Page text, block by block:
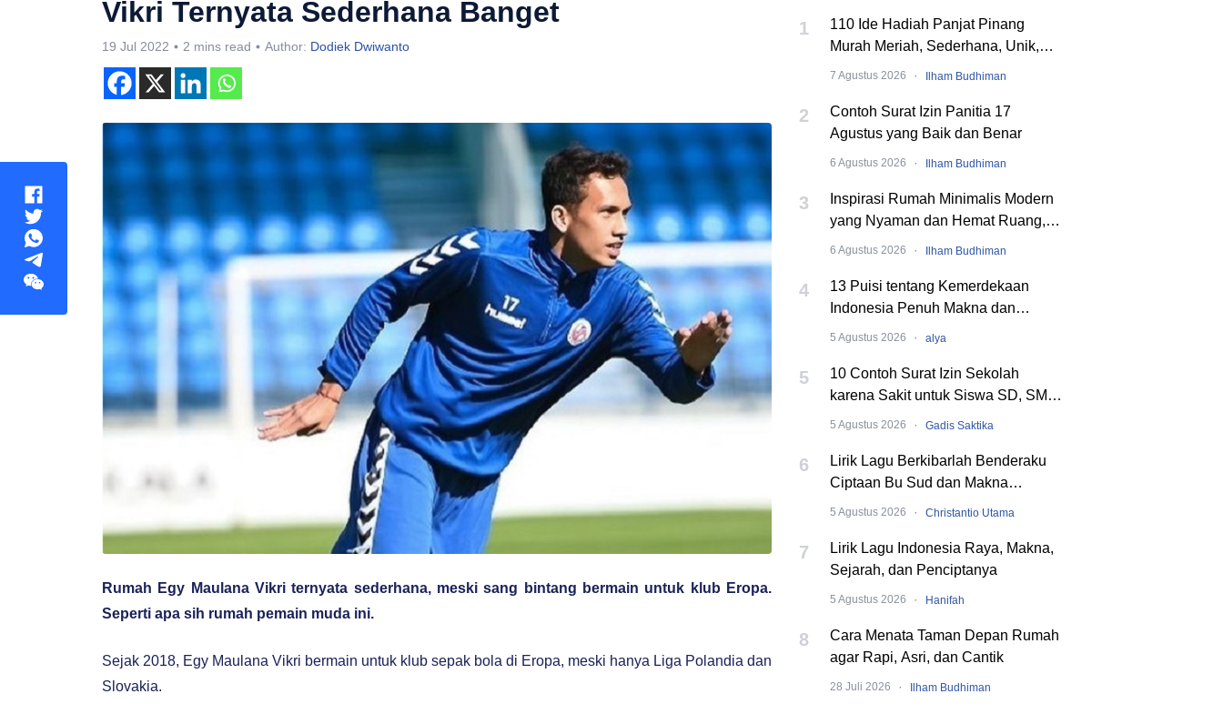
Vikri Ternyata Sederhana Banget
19 Jul 2022 2 mins read Author: Dodiek Dwiwanto
1
110 Ide Hadiah Panjat Pinang
Murah Meriah, Sederhana, Unik,
dan Nyeleneh
7 Agustus 2026 · Ilham Budhiman
2
Contoh Surat Izin Panitia 17
Agustus yang Baik dan Benar
6 Agustus 2026 · Ilham Budhiman
3
Inspirasi Rumah Minimalis Modern
yang Nyaman dan Hemat Ruang,
Begini Cara Merancangnya!
6 Agustus 2026 · Ilham Budhiman
4
13 Puisi tentang Kemerdekaan
Indonesia Penuh Makna dan
Menyentuh Hati
5 Agustus 2026 · alya
5
10 Contoh Surat Izin Sekolah
karena Sakit untuk Siswa SD, SMP,
hingga SMA
5 Agustus 2026 · Gadis Saktika
6
Lirik Lagu Berkibarlah Benderaku
Ciptaan Bu Sud dan Makna
Dibaliknya
5 Agustus 2026 · Christantio Utama
7
Lirik Lagu Indonesia Raya, Makna,
Sejarah, dan Penciptanya
5 Agustus 2026 · Hanifah
8
Cara Menata Taman Depan Rumah
agar Rapi, Asri, dan Cantik
28 Juli 2026 · Ilham Budhiman
Rumah Egy Maulana Vikri ternyata sederhana, meski sang bintang bermain untuk klub Eropa.
Seperti apa sih rumah pemain muda ini.
Sejak 2018, Egy Maulana Vikri bermain untuk klub sepak bola di Eropa, meski hanya Liga Polandia dan
Slovakia.